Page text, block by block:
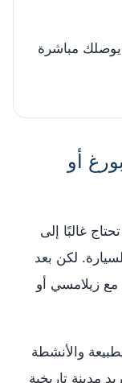
يوصلك مباشرة
أو
غالبًا إلى
لكن بعد
مع زيلامسي أو
والأنشطة
مدينة تاريخية